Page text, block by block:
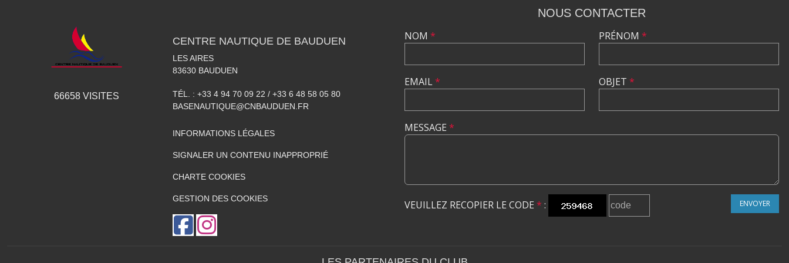
66658VISITES
CENTRE NAUTIQUE DE BAUDUEN
LES AIRES
83630 BAUDUEN
TÉL. : +33 4 94 70 09 22 / +33 6 48 58 05 80
BASENAUTIQUE@CNBAUDUEN.FR
INFORMATIONS LÉGALES
SIGNALER UN CONTENU INAPPROPRIÉ
CHARTE COOKIES
GESTION DES COOKIES
NOUS CONTACTER
NOM *
EMAIL*
PRÉNOM *
OBJET *
MESSAGE *
VEUILLEZ RECOPIER LE CODE * : ENVOYER